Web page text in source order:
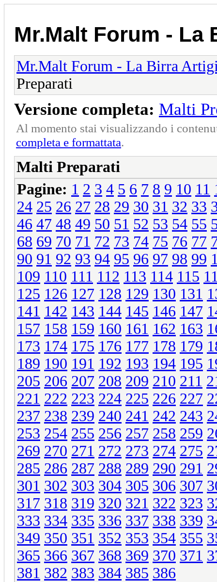
Mr.Malt Forum - La
Mr.Malt Forum - La Birra
Preparati
Versione completa: Malti
Al momento stai visualizzando i
completa e formattata.
Malti Preparati
Pagine: 1 2 3 4 5 6 7 8 9 10 11
24 25 26 27 28 29 30 31 32 33
46 47 48 49 50 51 52 53 54 55
68 69 70 71 72 73 74 75 76 77
90 91 92 93 94 95 96 97 98 99
109 110 111 112 113 114 115
125 126 127 128 129 130 131
141 142 143 144 145 146 147
157 158 159 160 161 162 163
173 174 175 176 177 178 179
189 190 191 192 193 194 195
205 206 207 208 209 210 211
221 222 223 224 225 226 227
237 238 239 240 241 242 243
253 254 255 256 257 258 259
269 270 271 272 273 274 275
285 286 287 288 289 290 291
301 302 303 304 305 306 307
317 318 319 320 321 322 323
333 334 335 336 337 338 339
349 350 351 352 353 354 355
365 366 367 368 369 370 371
381 382 383 384 385 386